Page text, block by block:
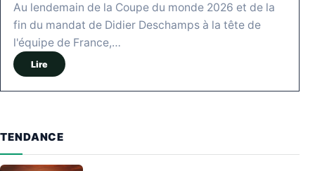
Au lendemain de la Coupe du monde 2026 et de la
fin du mandat de Didier Deschamps à la tête de
l'équipe de France,…
Lire
TENDANCE